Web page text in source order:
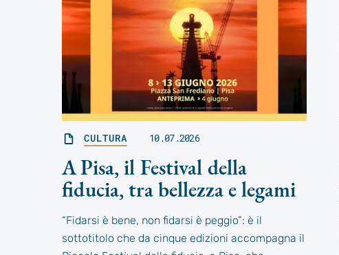
CULTURA 10.07.2026
A Pisa, il Festival della
fiducia, tra bellezza e legami
“Fidarsi è bene, non fidarsi è peggio”: è il
sottotitolo che da cinque edizioni accompagna il